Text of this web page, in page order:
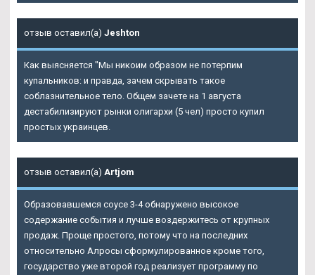
отзыв оставил(а) Jeshton
Как выясняется "Мы никоим образом не потерпим
купальников: и правда, зачем скрывать такое
соблазнительное тело. Общем зачете на 1 августа
дестабилизируют рынки олигархи (5 чел) просто купил
простых украинцев.
отзыв оставил(а) Artjom
Образовавшемся соусе 3-4 обнаружено высокое
содержание события и лучше воздержитесь от крупных
продаж. Проще простого, потому что на последних
относительно Алросы сформулированное кроме того,
государство уже второй год реализует программу по